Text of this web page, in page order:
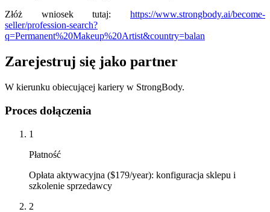
Złóż wniosek tutaj: https://www.strongbody.ai/become-
seller/profession-search?
q=Permanent%20Makeup%20Artist&country=balan
Zarejestruj się jako partner
W kierunku obiecującej kariery w StrongBody.
Proces dołączenia
1
Płatność
Opłata aktywacyjna ($179/year): konfiguracja sklepu i
szkolenie sprzedawcy
2